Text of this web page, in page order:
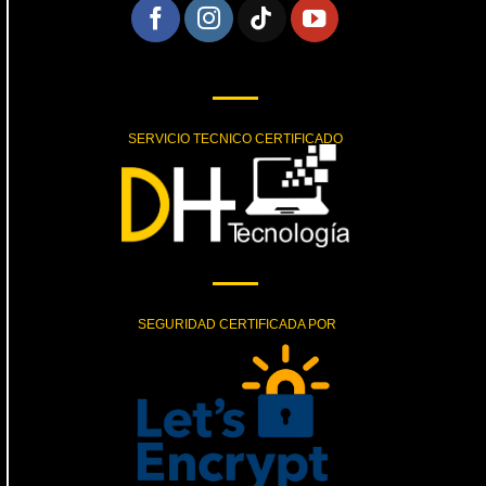
SERVICIO TECNICO CERTIFICADO
SEGURIDAD CERTIFICADA POR